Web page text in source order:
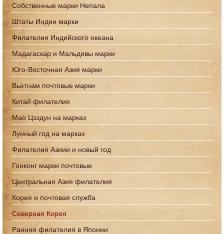
Собственные марки Непала
Штаты Индии марки
Филателия Индийского океана
Мадагаскар и Мальдивы марки
Юго-Восточная Азия марки
Вьетнам почтовые марки
Китай филателия
Мао Цзэдун на марках
Лунный год на марках
Филателия Азиии и новый год
Гонконг марки почтовые
Центральная Азия филателия
Корея и почтовая служба
Северная Корея
Ранняя филателия в Японии